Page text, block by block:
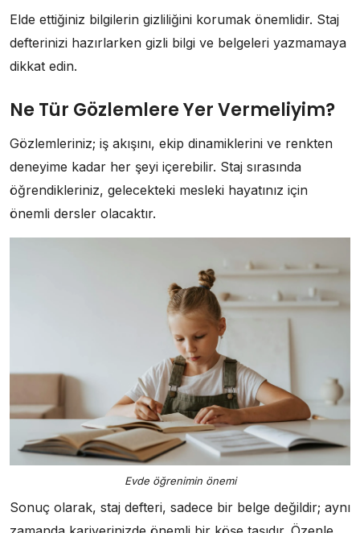
Elde ettiğiniz bilgilerin gizliliğini korumak önemlidir. Staj
defterinizi hazırlarken gizli bilgi ve belgeleri yazmamaya
dikkat edin.
Ne Tür Gözlemlere Yer Vermeliyim?
Gözlemleriniz; iş akışını, ekip dinamiklerini ve renkten
deneyime kadar her şeyi içerebilir. Staj sırasında
öğrendikleriniz, gelecekteki mesleki hayatınız için
önemli dersler olacaktır.
Evde öğrenimin önemi
Sonuç olarak, staj defteri, sadece bir belge değildir; aynı